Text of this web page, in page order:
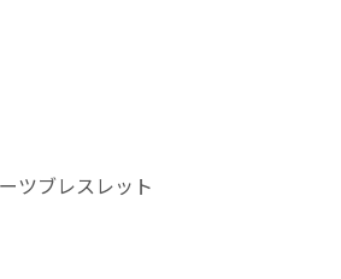
ツブレスレット